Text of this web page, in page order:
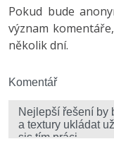
Umělá
Fórum
Windows
Fórum
Pokud bude
význam
několik dní.
Komentář